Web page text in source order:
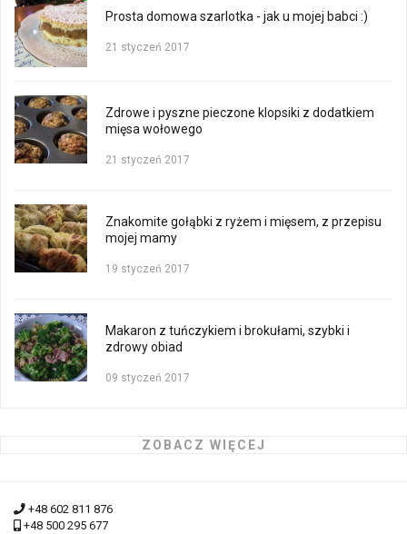
Prosta domowa szarlotka - jak u mojej babci :)
21 styczeń 2017
Zdrowe i pyszne pieczone klopsiki z dodatkiem
mięsa wołowego
21 styczeń 2017
Znakomite gołąbki z ryżem i mięsem, z przepisu
mojej mamy
19 styczeń 2017
Makaron z tuńczykiem i brokułami, szybki i
zdrowy obiad
09 styczeń 2017
ZOBACZ WIĘCEJ
+48 602 811 876
+48 500 295 677